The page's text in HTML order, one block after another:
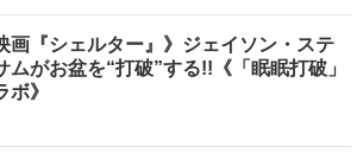
画『シェルター』》ジェイソン・ステ
ムがお盆を“打破”する!!《「眠眠打破」
ボ》